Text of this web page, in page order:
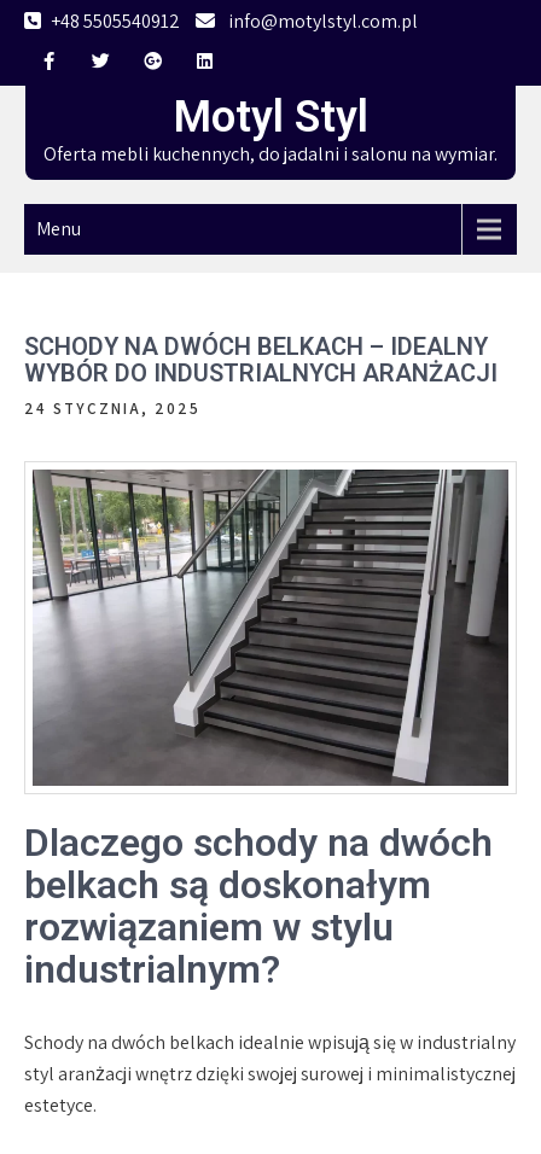
Skip
content
+48 5505540912 info@motylstyl.com.pl
Motyl Styl
Oferta mebli kuchennych, do jadalni i salonu na wymiar.
Menu
SCHODY NA DWÓCH BELKACH – IDEALNY
WYBÓR DO INDUSTRIALNYCH ARANŻACJI
24 STYCZNIA, 2025
Dlaczego schody na dwóch
belkach są doskonałym
rozwiązaniem w stylu
industrialnym?
Schody na dwóch belkach idealnie wpisują się w industrialny
styl aranżacji wnętrz dzięki swojej surowej i minimalistycznej
estetyce.